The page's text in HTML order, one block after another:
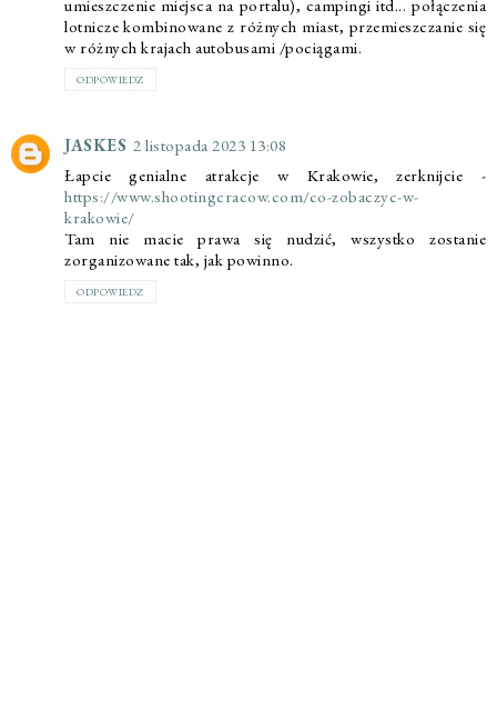
umieszczenie miejsca na portalu), campingi itd... połączenia
lotnicze kombinowane z różnych miast, przemieszczanie się
w różnych krajach autobusami /pociągami.
ODPOWIEDZ
JASKES 2 listopada 2023 13:08
Łapcie genialne atrakcje w Krakowie, zerknijcie -
https://www.shootingcracow.com/co-zobaczyc-w-
krakowie/
Tam nie macie prawa się nudzić, wszystko zostanie
zorganizowane tak, jak powinno.
ODPOWIEDZ